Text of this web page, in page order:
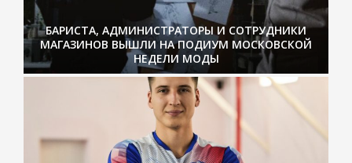
БАРИСТА, АДМИНИСТРАТОРЫ И СОТРУДНИКИ
МАГАЗИНОВ ВЫШЛИ НА ПОДИУМ МОСКОВСКОЙ
НЕДЕЛИ МОДЫ